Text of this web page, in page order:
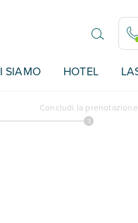
SIAMO HOTEL
Concludi la prenotazione